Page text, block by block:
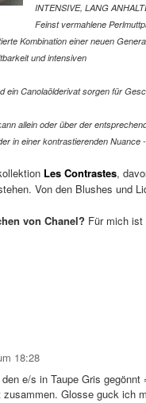
INTENSIVE, LANG
Feinst vermahlene
Kombination einer neuen
und intensiven
ein Canolaölderivat sorgen für
allein oder über der
in einer kontrastierenden
Les Contrastes,
Von den Blushes und
von Chanel? Für mich
18:28
e/s in Taupe Gris gegönnt
Glosse guck ich